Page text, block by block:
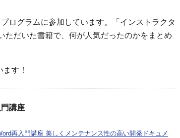
ログラムに参加しています。「インストラクタ
ただいた書籍で、何が人気だったのかをまとめ
す！
講座
再入門講座 美しくメンテナンス性の高い開発ドキュメ